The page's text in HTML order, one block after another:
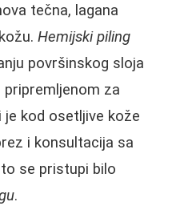
tečna, lagana
Hemijski piling
površinskog sloja
za
je kod osetljive kože
i konsultacija sa
se pristupi bilo
.